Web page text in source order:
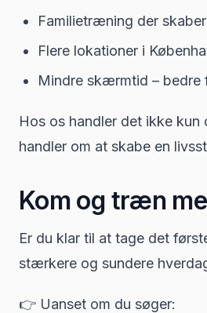
Familietræning der
Flere lokationer i
Mindre skærmtid – bedre
Hos os handler det ikke kun
handler om at skabe en
Kom og træn
Er du klar til at tage det
stærkere og sundere
👉 Uanset om du søger: